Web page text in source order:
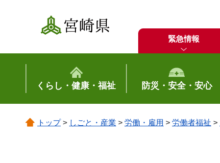
宮崎県
緊急情報
くらし・健康・福祉 防災・安全・安心
トップ> しごと・産業 > 労働・雇用 > 労働者福祉 >